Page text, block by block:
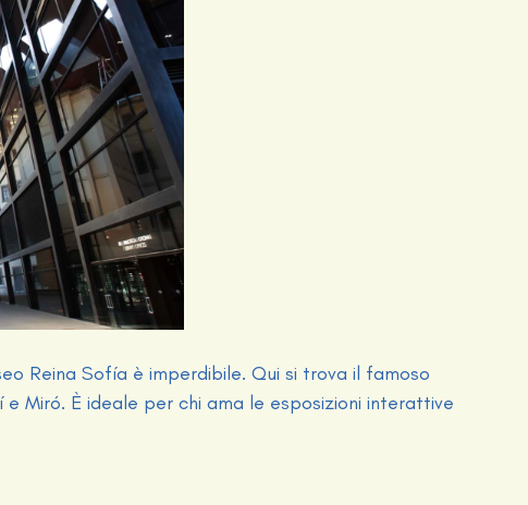
Reina Sofía è imperdibile. Qui si trova il famoso
Miró. È ideale per chi ama le esposizioni interattive